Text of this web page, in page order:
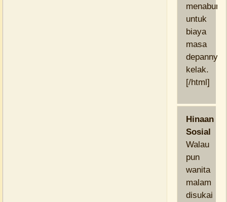
menabung
untuk
biaya
masa
depannya
kelak.
[/html]
Hinaan
Sosial
Walau
pun
wanita
malam
disukai